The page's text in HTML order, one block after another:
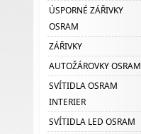
ÚSPORNÉ ZÁŘIVKY
OSRAM
ZÁŘIVKY
AUTOŽÁROVKY OSRAM
SVÍTIDLA OSRAM
INTERIER
SVÍTIDLA LED OSRAM